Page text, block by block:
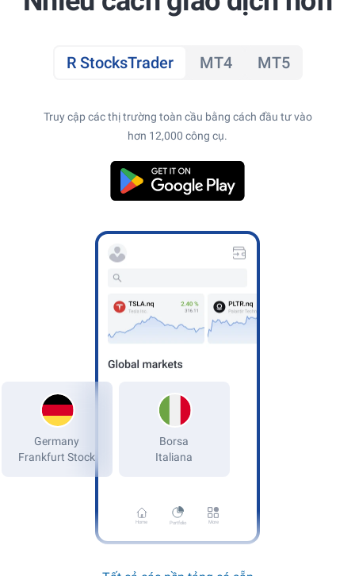
R StocksTrader MT4 MT5
Truy cập các thị trường toàn cầu bằng cách đầu tư vào
hơn 12,000 công cụ.
Home Portfolio More
Germany
Frankfurt Stock